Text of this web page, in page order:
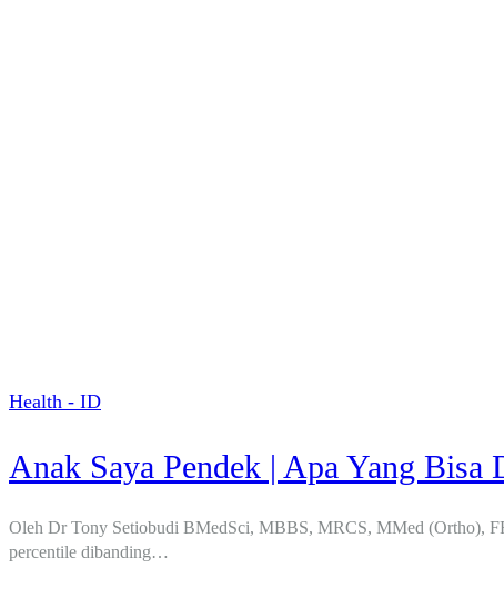
Health - ID
Anak Saya Pendek | Apa Yang Bisa
Oleh Dr Tony Setiobudi BMedSci, MBBS, MRCS, MMed (Ortho),
percentile dibanding…